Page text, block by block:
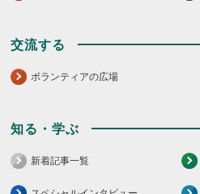
交流する
ボランティアの広場
知る・学ぶ
新着記事一覧